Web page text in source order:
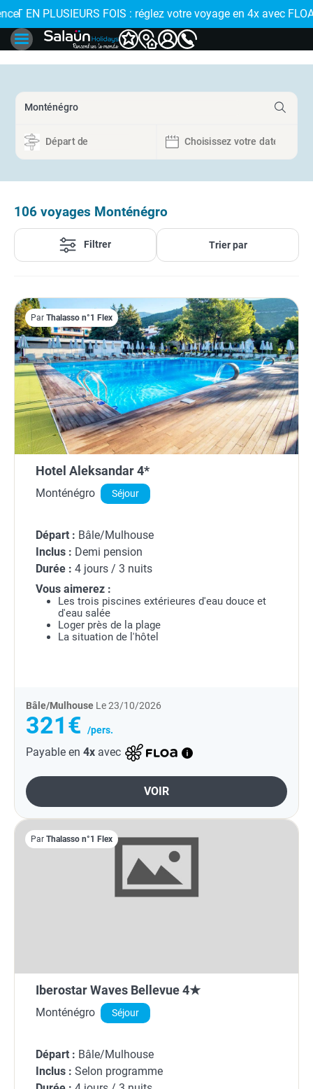
de proximité
EN PLUSIEURS FOIS : réglez votre voyage en 4x avec FLOA >
106 voyages Monténégro
Filtrer Trier par
Par Thalasso n°1 Flex
Hotel Aleksandar 4*
Monténégro Séjour
Départ : Bâle/Mulhouse
Inclus : Demi pension
Durée : 4 jours / 3 nuits
Vous aimerez :
Les trois piscines extérieures d'eau douce et
d'eau salée
Loger près de la plage
La situation de l'hôtel
Bâle/Mulhouse Le 23/10/2026
321€ /pers.
Payable en 4x avec
VOIR
Par Thalasso n°1 Flex
Iberostar Waves Bellevue 4★
Monténégro Séjour
Départ : Bâle/Mulhouse
Inclus : Selon programme